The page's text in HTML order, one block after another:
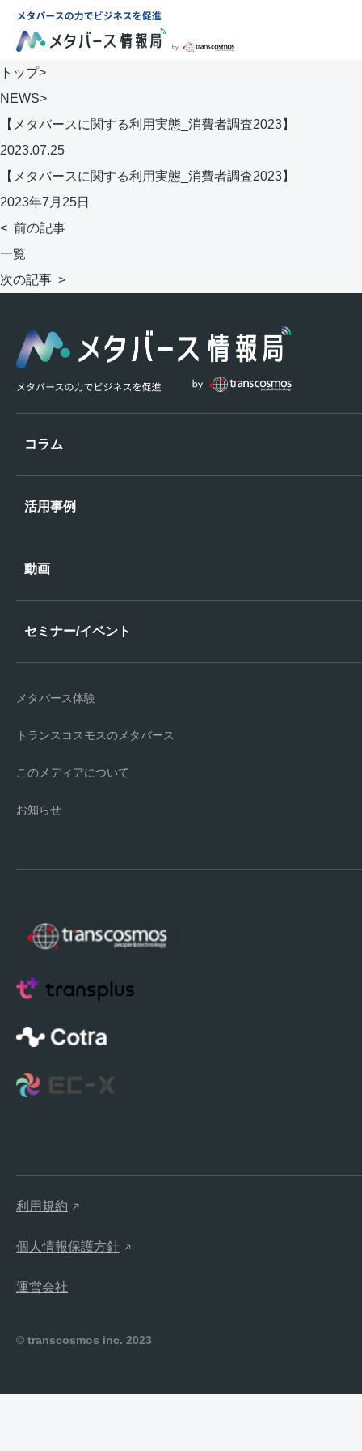
トップ>
NEWS>
【メタバースに関する利用実態_消費者調査2023】
2023.07.25
【メタバースに関する利用実態_消費者調査2023】
2023年7月25日
< 前の記事
一覧
次の記事 >
コラム
活用事例
動画
セミナー/イベント
メタバース体験
トランスコスモスのメタバース
このメディアについて
お知らせ
利用規約
個人情報保護方針
運営会社
© transcosmos inc. 2023